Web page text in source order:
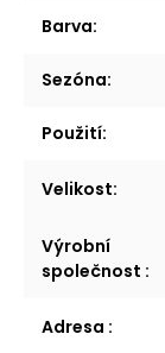
Barva:
Sezóna:
Použití:
Velikost:
Výrobní
společnost :
Adresa :